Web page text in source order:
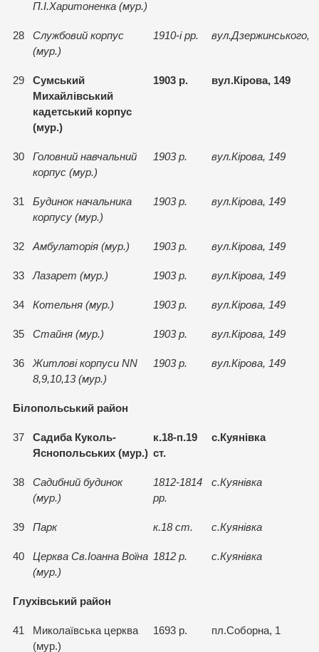
П.I.Харитоненка (мур.)
28
Службовий корпус
(мур.)
1910-i рр. вул.Дзержинського, 4
29
Сумський
Михайлiвський
кадетський корпус
(мур.)
1903 р. вул.Кiрова, 149
30
Головний навчальний
корпус (мур.)
1903 р. вул.Кiрова, 149
31
Будинок начальника
корпусу (мур.)
1903 р. вул.Кiрова, 149
32 Амбулаторiя (мур.) 1903 р. вул.Кiрова, 149
33 Лазарет (мур.) 1903 р. вул.Кiрова, 149
34 Котельня (мур.) 1903 р. вул.Кiрова, 149
35 Стайня (мур.) 1903 р. вул.Кiрова, 149
36
Житловi корпуси NN
8,9,10,13 (мур.)
1903 р. вул.Кiрова, 149
Білопольський район
37
Садиба Куколь-
Яснопольських (мур.)
к.18-п.19
ст.
с.Куянiвка
38
Садибний будинок
(мур.)
1812-1814
рр.
с.Куянiвка
39 Парк к.18 ст. с.Куянiвка
40
Церква Св.Iоанна Воїна
(мур.)
1812 р. с.Куянiвка
Глухівський район
41
Миколаївська церква
(мур.)
1693 р. пл.Соборна, 1